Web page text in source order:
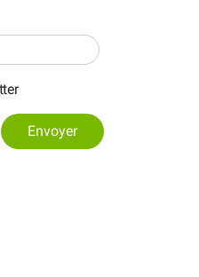
Envoyer